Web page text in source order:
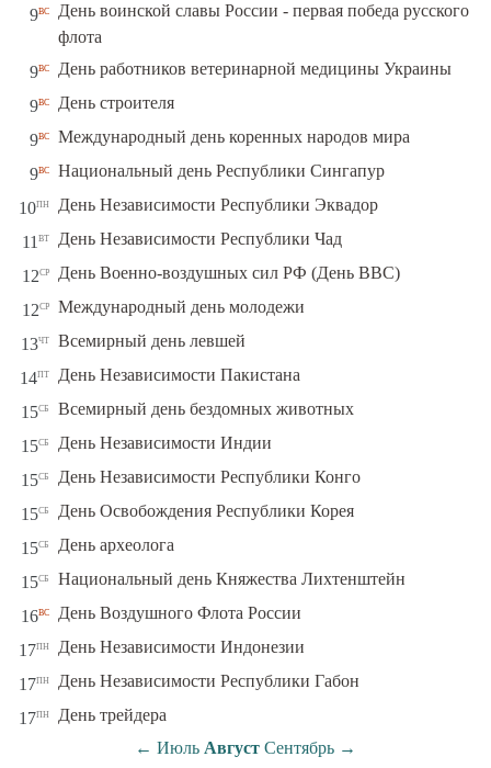
9вс
День воинской славы России - первая победа русского
флота
9вс День работников ветеринарной медицины Украины
9вс День строителя
9вс Международный день коренных народов мира
9вс Национальный день Республики Сингапур
10пн День Независимости Республики Эквадор
11 вт День Независимости Республики Чад
12ср День Военно-воздушных сил РФ (День ВВС)
12ср Международный день молодежи
13чт Всемирный день левшей
14пт День Независимости Пакистана
15сб Всемирный день бездомных животных
15сб День Независимости Индии
15сб День Независимости Республики Конго
15сб День Освобождения Республики Корея
15сб День археолога
15сб Национальный день Княжества Лихтенштейн
16вс День Воздушного Флота России
17пн День Независимости Индонезии
17пн День Независимости Республики Габон
17пн
День трейдера
← Июль Август Сентябрь →